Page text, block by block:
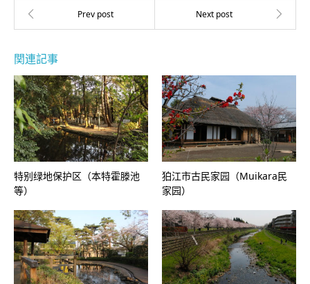
関連記事
特别绿地保护区（本特霍滕池
等）
狛江市古民家园（Muikara民
家园）